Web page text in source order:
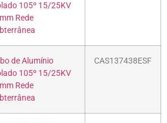
105º 15/25KV
Rede
de Alumínio
105º 15/25KV
Rede
CAS137438ESF